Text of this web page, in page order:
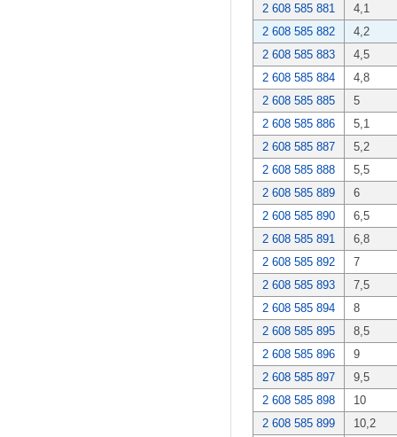
2 608 585 881
4,1
2 608 585 882
4,2
2 608 585 883
4,5
2 608 585 884
4,8
2 608 585 885
5
2 608 585 886
5,1
2 608 585 887
5,2
2 608 585 888
5,5
2 608 585 889
6
2 608 585 890
6,5
2 608 585 891
6,8
2 608 585 892
7
2 608 585 893
7,5
2 608 585 894
8
2 608 585 895
8,5
2 608 585 896
9
2 608 585 897
9,5
2 608 585 898
10
2 608 585 899
10,2